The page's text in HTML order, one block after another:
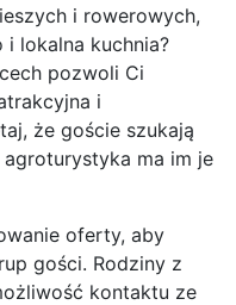
i rowerowych,
i lokalna kuchnia?
pozwoli Ci
i
że goście szukają
ma im je
oferty, aby
gości. Rodziny z
kontaktu ze